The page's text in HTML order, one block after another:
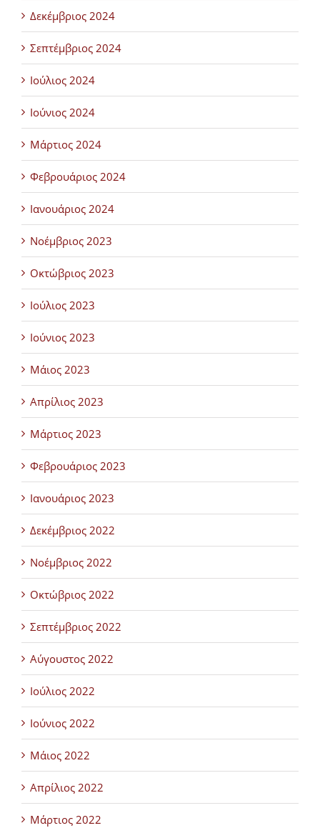
Δεκέμβριος 2024
Σεπτέμβριος 2024
Ιούλιος 2024
Ιούνιος 2024
Μάρτιος 2024
Φεβρουάριος 2024
Ιανουάριος 2024
Νοέμβριος 2023
Οκτώβριος 2023
Ιούλιος 2023
Ιούνιος 2023
Μάιος 2023
Απρίλιος 2023
Μάρτιος 2023
Φεβρουάριος 2023
Ιανουάριος 2023
Δεκέμβριος 2022
Νοέμβριος 2022
Οκτώβριος 2022
Σεπτέμβριος 2022
Αύγουστος 2022
Ιούλιος 2022
Ιούνιος 2022
Μάιος 2022
Απρίλιος 2022
Μάρτιος 2022